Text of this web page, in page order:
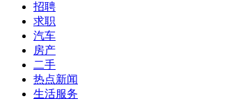
招聘
求职
汽车
房产
二手
热点新闻
生活服务